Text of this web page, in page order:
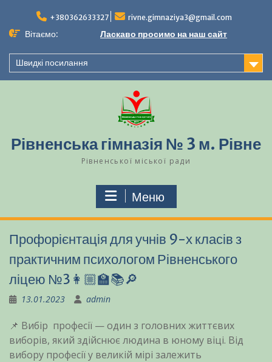
вмісту
+380362633327 rivne.gimnaziya3@gmail.com
Вітаємо: Ласкаво просимо на наш сайт
Швидкі посилання
Рівненська гімназія № 3 м. Рівне
Рівненської міської ради
Меню
Профорієнтація для учнів 9-х класів з
практичним психологом Рівненського
ліцею №3👩🏼‍🏫📚🔎
13.01.2023 admin
📌 Вибір професії — один з головних життєвих
виборів, який здійснює людина в юному віці. Від
вибору професії у великій мірі залежить